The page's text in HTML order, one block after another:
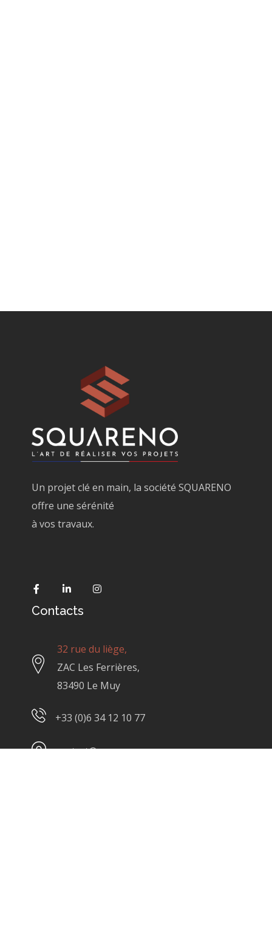
Un projet clé en main, la société SQUARENO
offre une sérénité
à vos travaux.
Contacts
32 rue du liège,
ZAC Les Ferrières,
83490 Le Muy
+33 (0)6 34 12 10 77
contact@squareno.com